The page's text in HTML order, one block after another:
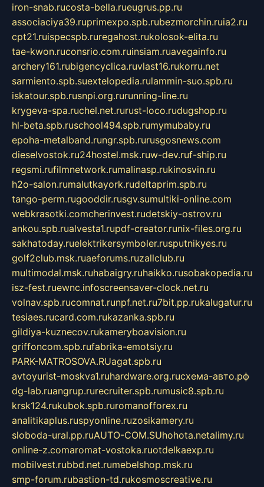
iron-snab.rucosta-bella.rueugrus.pp.ru
associaciya39.ruprimexpo.spb.rubezmorchin.ruia2.ru
cpt21.ruispecspb.ruregahost.rukolosok-elita.ru
tae-kwon.ruconsrio.com.ruinsiam.ruavegainfo.ru
archery161.rubigencyclica.ruvlast16.rukorru.net
sarmiento.spb.suextelopedia.rulammin-suo.spb.ru
iskatour.spb.rusnpi.org.rurunning-line.ru
krygeva-spa.ruchel.net.rurust-loco.rudugshop.ru
hl-beta.spb.ruschool494.spb.rumymubaby.ru
epoha-metalband.rungr.spb.rurusgosnews.com
dieselvostok.ru24hostel.msk.ruw-dev.ruf-ship.ru
regsmi.rufilmnetwork.rumalinasp.rukinosvin.ru
h2o-salon.rumalutkayork.rudeltaprim.spb.ru
tango-perm.rugooddir.rusgv.sumultiki-online.com
webkrasotki.comcherinvest.rudetskiy-ostrov.ru
ankou.spb.rualvesta1.rupdf-creator.runix-files.org.ru
sakhatoday.ruelektrikersymboler.rusputnikyes.ru
golf2club.msk.ruaeforums.ruzallclub.ru
multimodal.msk.ruhabaigry.ruhaikko.rusobakopedia.ru
isz-fest.ruewnc.infoscreensaver-clock.net.ru
volnav.spb.rucomnat.runpf.net.ru7bit.pp.rukalugatur.ru
tesiaes.rucard.com.rukazanka.spb.ru
gildiya-kuznecov.rukameryboavision.ru
griffoncom.spb.rufabrika-emotsiy.ru
PARK-MATROSOVA.RUagat.spb.ru
avtoyurist-moskva1.ruhardware.org.ruсхема-авто.рф
dg-lab.ruangrup.rurecruiter.spb.rumusic8.spb.ru
krsk124.rukubok.spb.ruromanofforex.ru
analitikaplus.ruspyonline.ruzosikamery.ru
sloboda-ural.pp.ruAUTO-COM.SUhohota.netalimy.ru
online-z.comaromat-vostoka.ruotdelkaexp.ru
mobilvest.rubbd.net.rumebelshop.msk.ru
smp-forum.rubastion-td.rukosmoscreative.ru